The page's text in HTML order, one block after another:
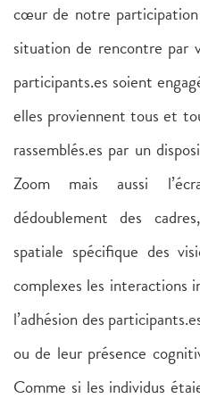
cœur de notre
situation de rencontre par
participants.es soient
elles proviennent tous et
rassemblés.es par un
Zoom mais aussi
dédoublement des
spatiale spécifique des
complexes les interactions
l’adhésion des
ou de leur présence
Comme si les individus